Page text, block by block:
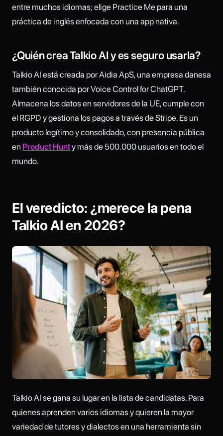
entre muchos idiomas; elige Practice Me para una
práctica de inglés enfocada con una app nativa.
¿Quién crea Talkio AI y es seguro usarla?
Talkio AI está creada por Aidia ApS, una empresa danesa
también conocida por Voice Control for ChatGPT.
Almacena los datos en servidores de la UE, cumple con
el RGPD y gestiona los pagos a través de Stripe. Es un
producto legítimo y consolidado, con presencia pública
en Product Hunty más de 500.000 usuarios en todo el
mundo.
El veredicto: ¿merece la pena
Talkio AI en 2026?
Talkio AI se gana su lugar en la lista de candidatas. Para
quienes aprenden varios idiomas y quieren la mayor
variedad de tutores y dialectos en una herramienta sin